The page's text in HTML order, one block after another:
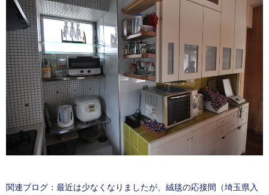
関連ブログ：最近は少なくなりましたが、絨毯の応接間（埼玉県入